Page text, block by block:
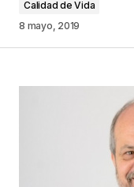
Comentario
*
Calidad de Vida
8 mayo, 2019